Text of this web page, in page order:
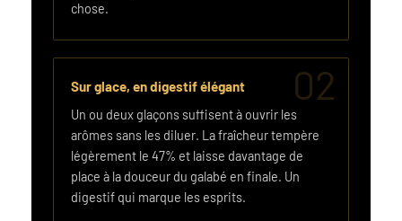
chose.
02
Sur glace, en digestif élégant
Un ou deux glaçons suffisent à ouvrir les
arômes sans les diluer. La fraîcheur tempère
légèrement le 47% et laisse davantage de
place à la douceur du galabé en finale. Un
digestif qui marque les esprits.